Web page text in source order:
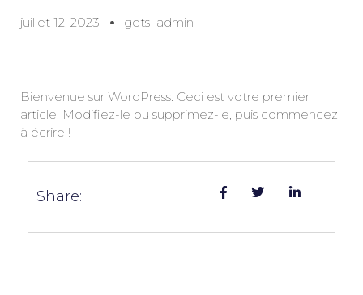
juillet 12, 2023 gets_admin
Bienvenue sur WordPress. Ceci est votre premier
article. Modifiez-le ou supprimez-le, puis commencez
à écrire !
Share: